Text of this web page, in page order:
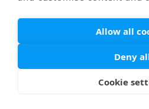
Allow all
Deny
Cookie